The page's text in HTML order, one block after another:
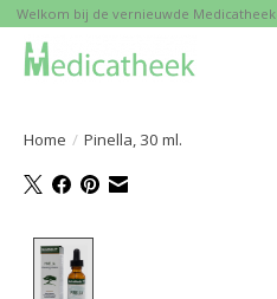
Welkom bij de vernieuwde Medicatheek
Home / Pinella, 30 ml.